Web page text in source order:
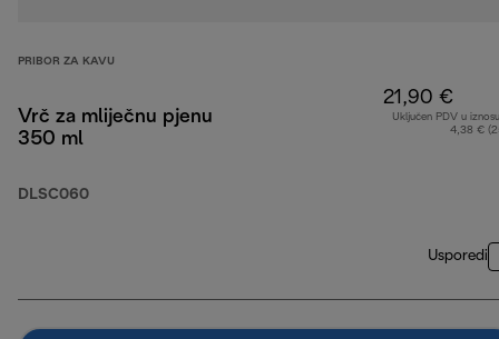
PRIBOR ZA KAVU
Vrč za mliječnu pjenu
350 ml
DLSC060
21,90 €
Uključen PDV u
4,38 €
Usporedi